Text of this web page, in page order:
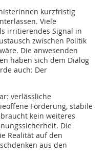
kurzfristig
Viele
irritierendes Signal in
zwischen Politik
Die anwesenden
haben sich dem Dialog
auch: Der
verlässliche
Förderung, stabile
kein weiteres
Die
Realität auf den
aus den